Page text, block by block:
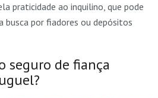
praticidade ao inquilino, que pode
busca por fiadores ou depósitos
seguro de fiança